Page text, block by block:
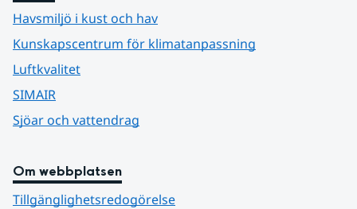
Havsmiljö i kust och hav
Kunskapscentrum för klimatanpassning
Luftkvalitet
SIMAIR
Sjöar och vattendrag
Om webbplatsen
Tillgänglighetsredogörelse